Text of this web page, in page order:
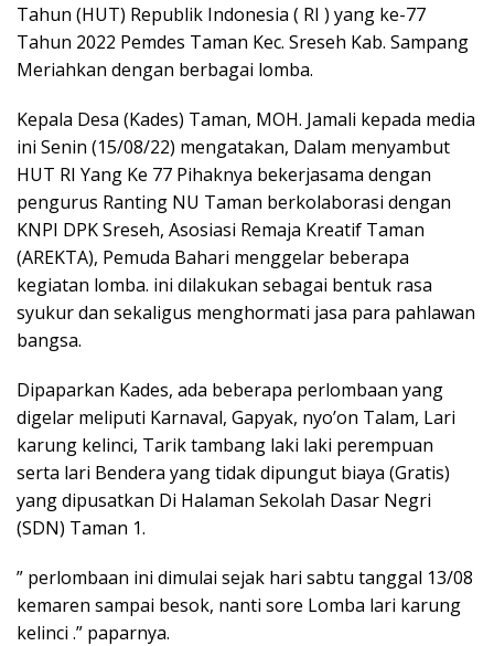
Tahun (HUT) Republik Indonesia ( RI ) yang ke-77
Tahun 2022 Pemdes Taman Kec. Sreseh Kab. Sampang
Meriahkan dengan berbagai lomba.
Kepala Desa (Kades) Taman, MOH. Jamali kepada media
ini Senin (15/08/22) mengatakan, Dalam menyambut
HUT RI Yang Ke 77 Pihaknya bekerjasama dengan
pengurus Ranting NU Taman berkolaborasi dengan
KNPI DPK Sreseh, Asosiasi Remaja Kreatif Taman
(AREKTA), Pemuda Bahari menggelar beberapa
kegiatan lomba. ini dilakukan sebagai bentuk rasa
syukur dan sekaligus menghormati jasa para pahlawan
bangsa.
Dipaparkan Kades, ada beberapa perlombaan yang
digelar meliputi Karnaval, Gapyak, nyo’on Talam, Lari
karung kelinci, Tarik tambang laki laki perempuan
serta lari Bendera yang tidak dipungut biaya (Gratis)
yang dipusatkan Di Halaman Sekolah Dasar Negri
(SDN) Taman 1.
” perlombaan ini dimulai sejak hari sabtu tanggal 13/08
kemaren sampai besok, nanti sore Lomba lari karung
kelinci .” paparnya.